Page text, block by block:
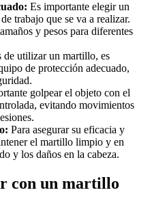
Es importante elegir un
trabajo que se va a realizar.
y pesos para diferentes
de utilizar un martillo, es
de protección adecuado,
golpear el objeto con el
evitando movimientos
Para asegurar su eficacia y
el martillo limpio y en
y los daños en la cabeza.
con un martillo